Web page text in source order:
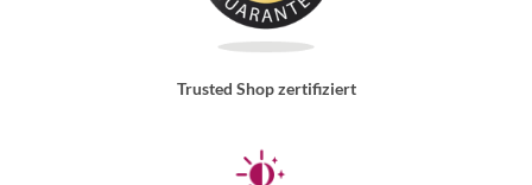
Trusted Shop zertifiziert